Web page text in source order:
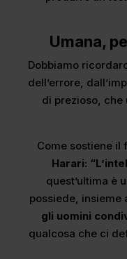
Umana,
Dobbiamo
dell’errore,
di prezioso, che
Come sostiene il
Harari:
quest’ultima è
possiede, insieme
gli uomini
qualcosa che ci